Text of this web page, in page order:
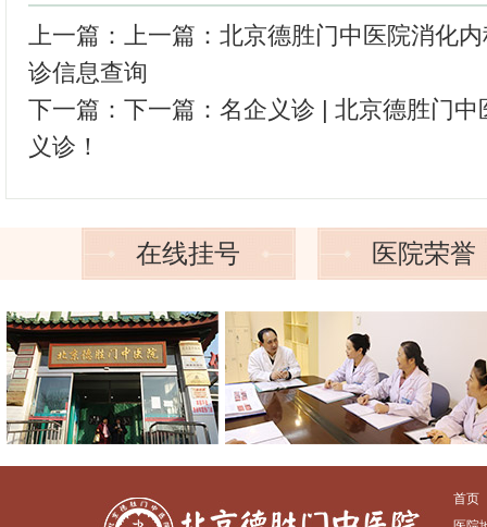
上一篇：上一篇： 北京德胜门中医院消化
诊信息查询
下一篇：下一篇： 名企义诊 | 北京德胜门
义诊！
在线挂号 医院荣誉
*申请提交后，我们将尽快给您回电确认预约信息。